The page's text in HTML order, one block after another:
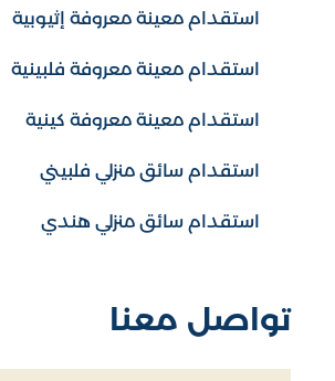
استقدام معينة معروفة إثيوبية
استقدام معينة معروفة فلبينية
استقدام معينة معروفة كينية
استقدام سائق منزلي فلبيني
استقدام سائق منزلي هندي
تواصل معنا